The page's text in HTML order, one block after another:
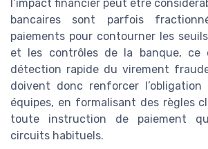
l’impact financier peut être
bancaires sont parfois
paiements pour contourner les
et les contrôles de la banque, ce
détection rapide du virement
doivent donc renforcer
équipes, en formalisant des règles
toute instruction de paiement
circuits habituels.